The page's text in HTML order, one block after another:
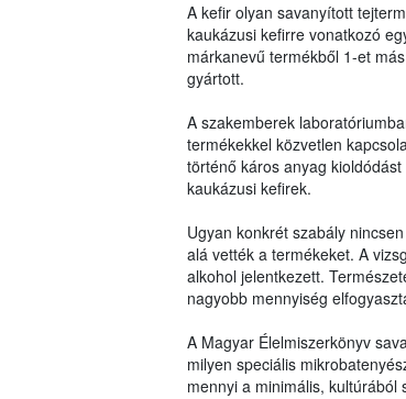
A kefir olyan savanyított
kaukázusi kefirre vonatkozó
márkanevű termékből 1-et
gyártott.
A szakemberek
termékekkel közvetlen
történő káros anyag
kaukázusi kefirek.
Ugyan konkrét szabály
alá vették a termékeket. A
alkohol jelentkezett.
nagyobb mennyiség
A Magyar Élelmiszerkönyv
milyen speciális
mennyi a minimális,